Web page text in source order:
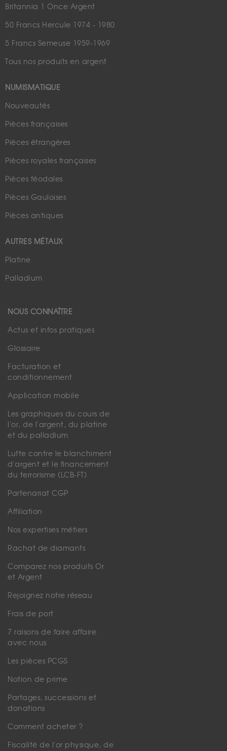
Britannia 1 Once Argent
50 Francs Hercule 1974 - 1980
5 Francs Semeuse 1959-1969
Tous nos produits en argent
NUMISMATIQUE
Nouveautés
Pièces françaises
Pièces étrangères
Pièces royales françaises
Pièces féodales
Pièces Gauloises
Pièces antiques
AUTRES MÉTAUX
Platine
Palladium
NOUS CONNAÎTRE
Actus et infos pratiques
Glossaire
Facturation et
conditionnement
Application mobile
Les graphiques du cours de
l'or, de l'argent, du platine
et du palladium
Lutte contre le blanchiment
d'argent et le financement
du terrorisme (LCB-FT)
Partenariat CGP
Affiliation
Nos expertises métiers
Rachat de diamants
Comparez nos produits Or
et Argent
Rejoignez notre réseau
Frais de port
7 raisons de faire affaire
avec nous
Les pièces PCGS
Notion de prime
Partages, successions et
donations
Comment acheter ?
Fiscalité de l'or physique, de